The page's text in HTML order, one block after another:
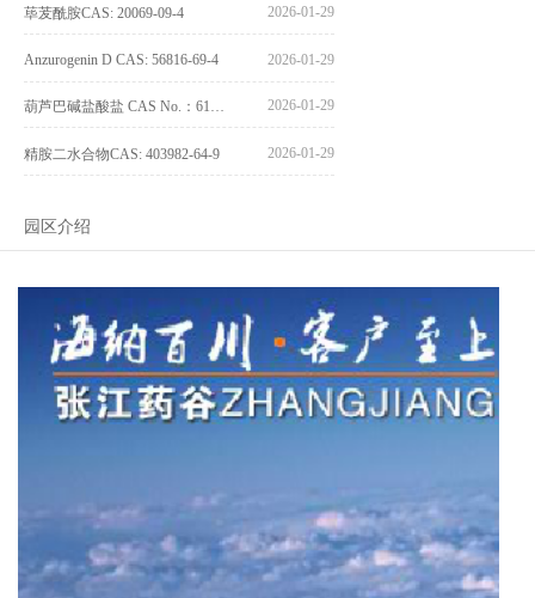
荜茇酰胺CAS: 20069-09-4 2026-01-29
Anzurogenin D CAS: 56816-69-4 2026-01-29
2026-01-29
精胺二水合物CAS: 403982-64-9 2026-01-29
园区介绍